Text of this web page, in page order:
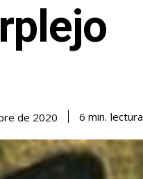
de 2020 6 min. lectura